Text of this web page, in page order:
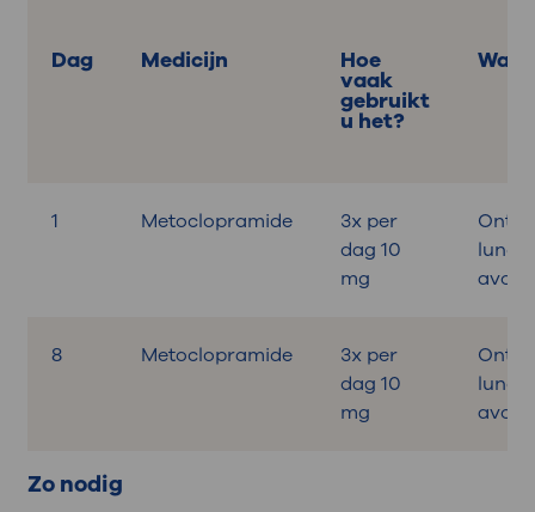
Dag Medicijn Hoe
vaak
gebruikt
u het?
1 Metoclopramide
3x per
dag 10
mg
lunch,
8 Metoclopramide
3x per
dag 10
mg
lunch,
Zo nodig